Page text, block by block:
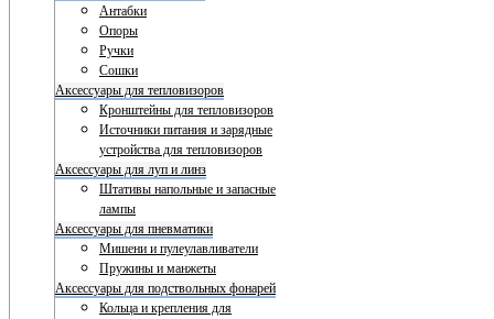
Антабки
Опоры
Ручки
Сошки
Аксессуары для тепловизоров
Кронштейны для тепловизоров
Источники питания и зарядные
устройства для тепловизоров
Аксессуары для луп и линз
Штативы напольные и запасные
лампы
Аксессуары для пневматики
Мишени и пулеулавливатели
Пружины и манжеты
Аксессуары для подствольных фонарей
Кольца и крепления для